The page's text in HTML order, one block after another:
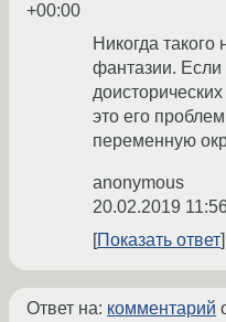
+00:00
Никогда такого
фантазии. Если
это его
переменную
anonymous
20.02.2019
Показать ответ
Ответ на: комментарий